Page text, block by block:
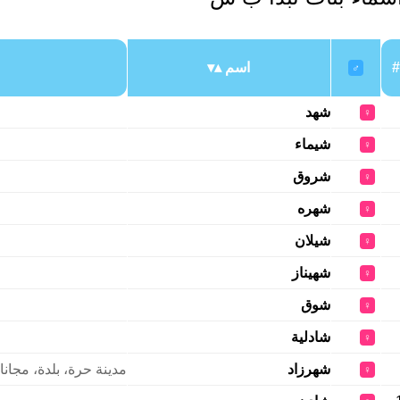
#
♂ اسم
♀ شهد
♀ شيماء
♀ شروق
♀ شهره
♀ شيلان
♀ شهيناز
♀ شوق
♀ شادلية
♀ شهرزاد مدينة حرة، بلدة، مجانا